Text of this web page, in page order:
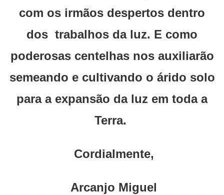
com os irmãos despertos dentro
dos trabalhos da luz. E como
poderosas centelhas nos auxiliarão
semeando e cultivando o árido solo
para a expansão da luz em toda a
Terra.
Cordialmente,
Arcanjo Miguel